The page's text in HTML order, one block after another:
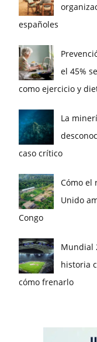
españoles
el 45%
como ejercicio y
La
caso crítico
Cómo el
Unido
Congo
Mundial
historia
cómo frenarlo